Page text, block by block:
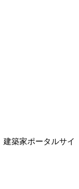
建築家ポータルサイ